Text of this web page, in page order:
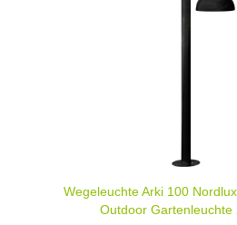
Wegeleuchte Arki 100
Outdoor Gartenleuchte